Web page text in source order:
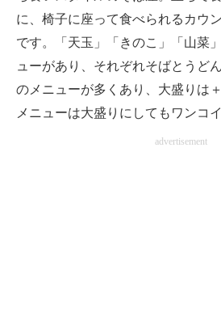
AI活用のいまが分かる
企業ITのトレンドを詳説
経営リーダーのコミュニティ
に、椅子に座って食べられるカウ
です。「天玉」「きのこ」「山菜
ューがあり、それぞれそばとうど
のメニューが多くあり、大盛りは
メニューは大盛りにしてもワンコ
advertisement